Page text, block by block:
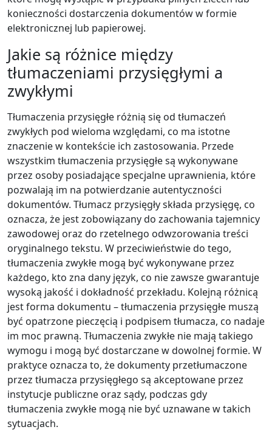
konieczności dostarczenia dokumentów w formie
elektronicznej lub papierowej.
Jakie są różnice między
tłumaczeniami przysięgłymi a
zwykłymi
Tłumaczenia przysięgłe różnią się od tłumaczeń
zwykłych pod wieloma względami, co ma istotne
znaczenie w kontekście ich zastosowania. Przede
wszystkim tłumaczenia przysięgłe są wykonywane
przez osoby posiadające specjalne uprawnienia, które
pozwalają im na potwierdzanie autentyczności
dokumentów. Tłumacz przysięgły składa przysięgę, co
oznacza, że jest zobowiązany do zachowania tajemnicy
zawodowej oraz do rzetelnego odwzorowania treści
oryginalnego tekstu. W przeciwieństwie do tego,
tłumaczenia zwykłe mogą być wykonywane przez
każdego, kto zna dany język, co nie zawsze gwarantuje
wysoką jakość i dokładność przekładu. Kolejną różnicą
jest forma dokumentu – tłumaczenia przysięgłe muszą
być opatrzone pieczęcią i podpisem tłumacza, co nadaje
im moc prawną. Tłumaczenia zwykłe nie mają takiego
wymogu i mogą być dostarczane w dowolnej formie. W
praktyce oznacza to, że dokumenty przetłumaczone
przez tłumacza przysięgłego są akceptowane przez
instytucje publiczne oraz sądy, podczas gdy
tłumaczenia zwykłe mogą nie być uznawane w takich
sytuacjach.